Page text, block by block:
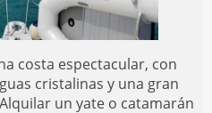
costa espectacular, con
cristalinas y una gran
un yate o catamarán